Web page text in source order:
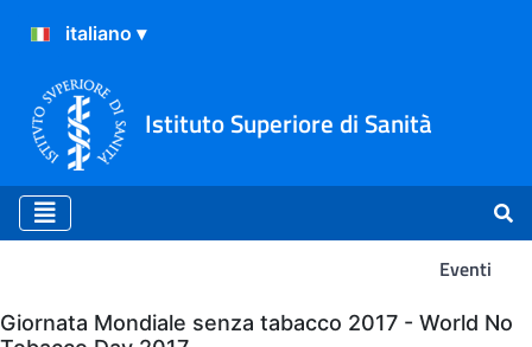
Istituto Superiore di Sanità
Eventi
Eventi
Giornata Mondiale senza tabacco 2017 - World No